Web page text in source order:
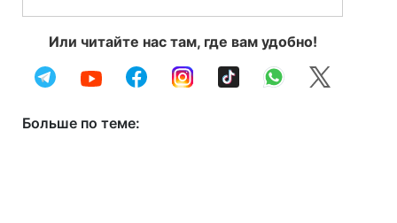
Или читайте нас там, где вам удобно!
Больше по теме: